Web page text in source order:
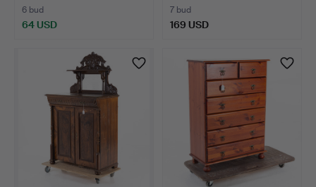
6 bud
64 USD
7 bud
169 USD